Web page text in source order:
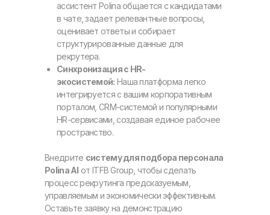
ассистент Polina общается с кандидатами
в чате, задает релевантные вопросы,
оценивает ответы и собирает
структурированные данные для
рекрутера.
Синхронизация с HR-
экосистемой: Наша платформа легко
интегрируется с вашим корпоративным
порталом, CRM-системой и популярными
HR-сервисами, создавая единое рабочее
пространство.
Внедрите систему для подбора персонала
Polina AI от ITFB Group, чтобы сделать
процесс рекрутинга предсказуемым,
управляемым и экономически эффективным.
Оставьте заявку на демонстрацию